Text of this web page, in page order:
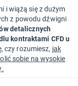
i wiążą się z dużym
z powodu dźwigni
detalicznych
kontraktami CFD u
czy rozumiesz, jak
sobie na wysokie